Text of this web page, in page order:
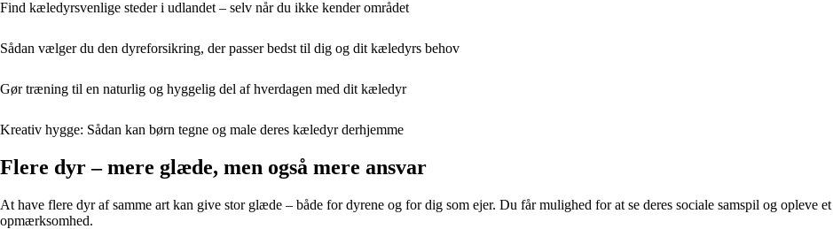
Find kæledyrsvenlige steder i udlandet – selv når du ikke kender området
Sådan vælger du den dyreforsikring, der passer bedst til dig og dit kæledyrs behov
Gør træning til en naturlig og hyggelig del af hverdagen med dit kæledyr
Kreativ hygge: Sådan kan børn tegne og male deres kæledyr derhjemme
Flere dyr – mere glæde, men også mere ansvar
At have flere dyr af samme art kan give stor glæde – både for dyrene og for dig som ejer. Du får mulighed for at se deres sociale samspil og opleve
opmærksomhed.